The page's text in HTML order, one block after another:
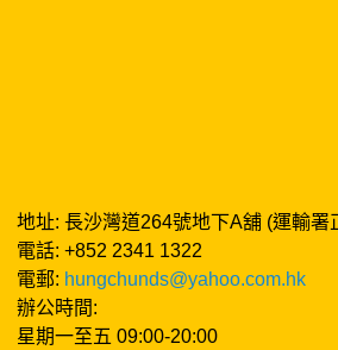
地址: 長沙灣道264號地下A舖 (運輸署
電話: +852 2341 1322
電郵: hungchunds@yahoo.com.hk
辦公時間:
星期一至五 09:00-20:00